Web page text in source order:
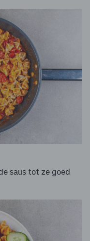
saus tot ze goed